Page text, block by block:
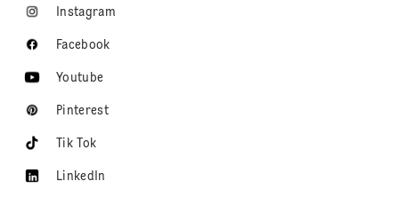
Instagram
Facebook
Youtube
Pinterest
Tik Tok
LinkedIn